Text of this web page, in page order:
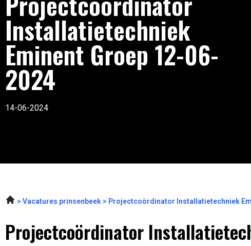
Installatietechniek
Eminent Groep 12-06-
2024
14-06-2024
Vacatures prinsenbeek Projectcoördinator Installatietechniek
Projectcoördinator